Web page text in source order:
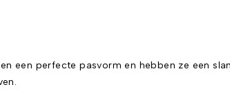
een perfecte pasvorm en hebben ze een